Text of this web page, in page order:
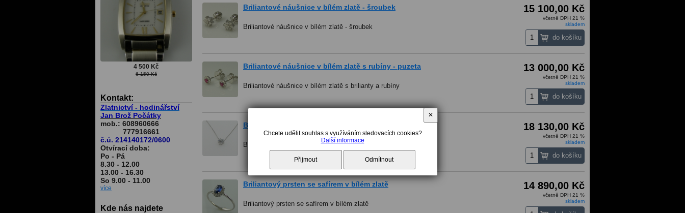
4 500 Kč
6 150 Kč
Kontakt:
Zlatnictví - hodinářství
Jan Brož Počátky
mob.: 608960666
777916661
č.ú. 214140172/0600
Otvírací doba:
Po - Pá
8.30 - 12.00
13.00 - 16.30
So 9.00 - 11.00
více
Kde nás najdete
Briliantové náušnice v bílém zlatě - šroubek
Briliantové náušnice v bílém zlatě - šroubek
15 100,00 Kč
včetně DPH 21 %
skladem
Briliantové náušnice v bílém zlatě s rubíny - puzeta
Briliantové náušnice v bílém zlatě s brilianty a rubíny
13 000,00 Kč
včetně DPH 21 %
skladem
Briliantový náhrdelník kytička
Briliantový náhrdelník v bílém zlatě
18 130,00 Kč
včetně DPH 21 %
skladem
Briliantový prsten se safírem v bílém zlatě
Briliantový prsten se safírem v bílém zlatě
14 890,00 Kč
včetně DPH 21 %
skladem
Chcete udělit souhlas s využíváním sledovacích cookies?
Další informace
Přijmout Odmítnout
✕